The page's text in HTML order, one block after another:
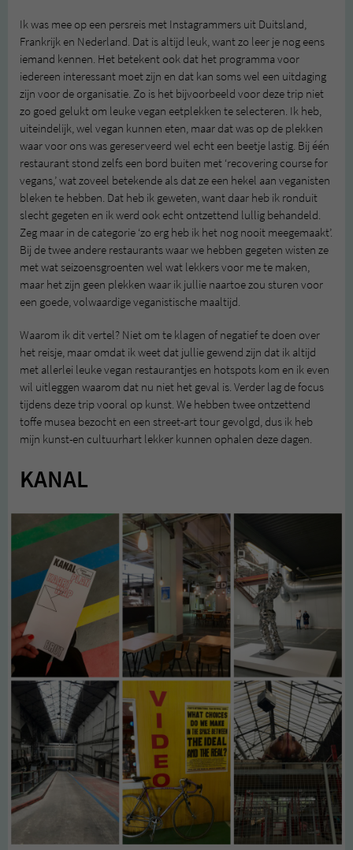
Ik was mee op een persreis met Instagrammers uit Duitsland,
Frankrijk en Nederland. Dat is altijd leuk, want zo leer je nog eens
iemand kennen. Het betekent ook dat het programma voor
iedereen interessant moet zijn en dat kan soms wel een uitdaging
zijn voor de organisatie. Zo is het bijvoorbeeld voor deze trip niet
zo goed gelukt om leuke vegan eetplekken te selecteren. Ik heb,
uiteindelijk, wel vegan kunnen eten, maar dat was op de plekken
waar voor ons was gereserveerd wel echt een beetje lastig. Bij één
restaurant stond zelfs een bord buiten met ‘recovering course for
vegans,’ wat zoveel betekende als dat ze een hekel aan veganisten
bleken te hebben. Dat heb ik geweten, want daar heb ik ronduit
slecht gegeten en ik werd ook echt ontzettend lullig behandeld.
Zeg maar in de categorie ‘zo erg heb ik het nog nooit meegemaakt’.
Bij de twee andere restaurants waar we hebben gegeten wisten ze
met wat seizoensgroenten wel wat lekkers voor me te maken,
maar het zijn geen plekken waar ik jullie naartoe zou sturen voor
een goede, volwaardige veganistische maaltijd.
Waarom ik dit vertel? Niet om te klagen of negatief te doen over
het reisje, maar omdat ik weet dat jullie gewend zijn dat ik altijd
met allerlei leuke vegan restaurantjes en hotspots kom en ik even
wil uitleggen waarom dat nu niet het geval is. Verder lag de focus
tijdens deze trip vooral op kunst. We hebben twee ontzettend
toffe musea bezocht en een street-art tour gevolgd, dus ik heb
mijn kunst-en cultuurhart lekker kunnen ophalen deze dagen.
KANAL